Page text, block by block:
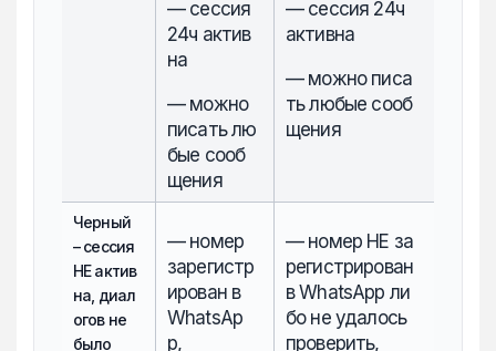
— сессия
24ч актив
на
— можно
писать лю
бые сооб
щения
— сессия 24ч
активна
— можно писа
ть любые сооб
щения
Черный
– сессия
НЕ актив
на, диал
огов не
было
— номер
зарегистр
ирован в
WhatsAp
p,
— номер НЕ за
регистрирован
в WhatsApp ли
бо не удалось
проверить,